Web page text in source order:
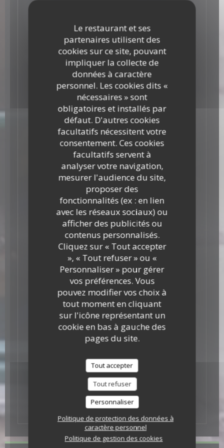
Le restaurant et ses
partenaires utilisent des
cookies sur ce site, pouvant
impliquer la collecte de
données à caractère
personnel. Les cookies dits «
nécessaires » sont
obligatoires et installés par
défaut. D'autres cookies
facultatifs nécessitent votre
consentement. Ces cookies
facultatifs servent à
analyser votre navigation,
mesurer l'audience du site,
proposer des
fonctionnalités (ex : en lien
avec les réseaux sociaux) ou
afficher des publicités ou
contenus personnalisés.
Cliquez sur « Tout accepter
», « Tout refuser » ou «
Personnaliser » pour gérer
vos préférences. Vous
pouvez modifier vos choix à
tout moment en cliquant
sur l'icône représentant un
cookie en bas à gauche des
pages du site.
Tout accepter
Tout refuser
Personnaliser
Politique de protection des données à
caractère personnel
Politique de gestion des cookies
Notre jour de fermeture est le mardi.
Si vous souhaitez déguster nos plats chez
vous, nous vous proposons également
une option à emporter : vous pouvez soit
appeler et venir chercher vos plats vous-
même, soit commander par Deliveroo ou
Über Eats , nos 2 partenaires de livraison.
De Rode Koe est un nom flamand qui
signifie La vache rouge. C’est la race d’une
vache flamande qui était élevée autrefois
en Belgique. Nous avons choisi ce nom
pour rendre hommage à nos origines et à
notre passion pour la gastronomie. Nous
espérons vous voir bientôt au restaurant
De Rode Koe !